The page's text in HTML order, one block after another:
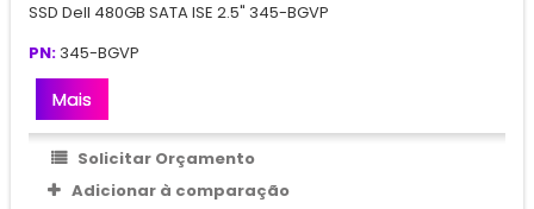
SSD Dell 480GB SATA ISE 2.5" 345-BGVP
PN: 345-BGVP
Mais
Solicitar Orçamento
Adicionar à comparação